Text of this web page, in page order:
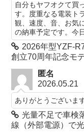
自分もヤフオクて買
す。度重なる電装ト
観、速度、音、お気
の納車予定です。今
2026年型YZF-
創立70周年記念モデ
匿名
2026.05.21
ありがとうございま
光量不足で車検
線（外部電源）で